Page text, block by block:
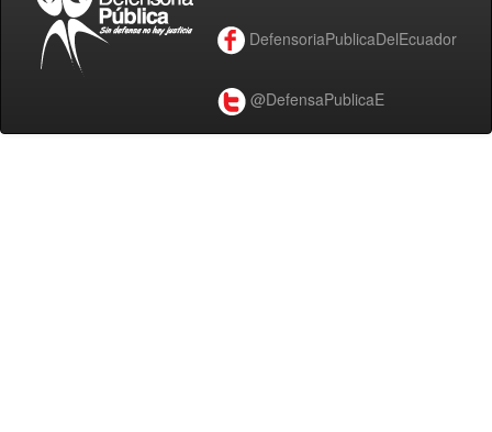
DefensoriaPublicaDelEcuador
@DefensaPublicaE